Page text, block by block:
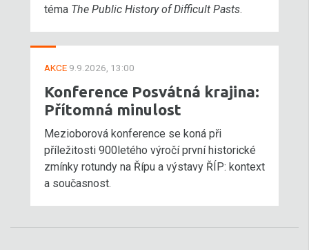
téma The Public History of Difficult Pasts.
AKCE 9.9.2026, 13:00
Konference Posvátná krajina:
Přítomná minulost
Mezioborová konference se koná při
příležitosti 900letého výročí první historické
zmínky rotundy na Řípu a výstavy ŘÍP: kontext
a současnost.